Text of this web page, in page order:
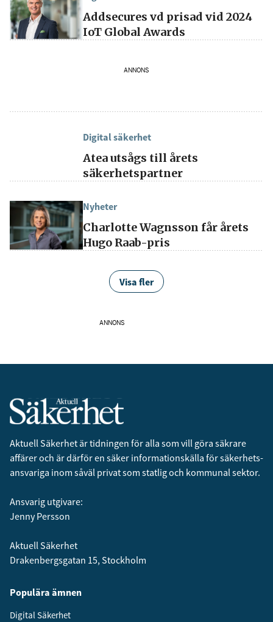
Addsecures vd prisad vid 2024
IoT Global Awards
ANNONS
Digital säkerhet
Atea utsågs till årets
säkerhetspartner
Nyheter
Charlotte Wagnsson får årets
Hugo Raab-pris
Visa fler
ANNONS
Aktuell Säkerhet är tidningen för alla som vill göra säkrare
affärer och är därför en säker informationskälla för säkerhets­
ansvariga inom såväl privat som statlig och kommunal sektor.
Ansvarig utgivare:
Jenny Persson
Aktuell Säkerhet
Drakenbergsgatan 15, Stockholm
Populära ämnen
Digital Säkerhet